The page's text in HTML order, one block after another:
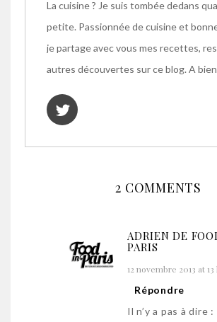
La cuisine ? Je suis tombée dedans
petite. Passionnée de cuisine et
je partage avec vous mes recettes,
autres découvertes sur ce blog. A
2 COMMENTS
ADRIEN DE
PARIS
12 novembre 2013 at
Répondre
Il n’y a pas à dire